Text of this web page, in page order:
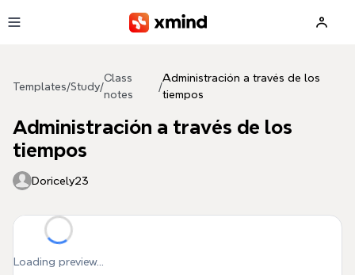
Templates/Study/
Class
notes
/
Administración a través de los
tiempos
Administración a través de los
tiempos
Doricely23
Loading preview...